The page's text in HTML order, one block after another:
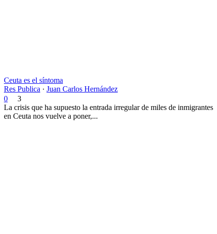
Ceuta es el síntoma
Res Publica · Juan Carlos Hernández
0
3
La crisis que ha supuesto la entrada irregular de miles de inmigrantes
en Ceuta nos vuelve a poner,...